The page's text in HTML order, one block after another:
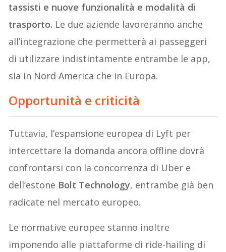
tassisti e nuove funzionalità e modalità di
trasporto. Le due aziende lavoreranno anche
all’integrazione che permetterà ai passeggeri
di utilizzare indistintamente entrambe le app,
sia in Nord America che in Europa.
Opportunità e criticità
Tuttavia, l’espansione europea di Lyft per
intercettare la domanda ancora offline dovrà
confrontarsi con la concorrenza di Uber e
dell’estone Bolt Technology, entrambe già ben
radicate nel mercato europeo.
Le normative europee stanno inoltre
imponendo alle piattaforme di ride-hailing di